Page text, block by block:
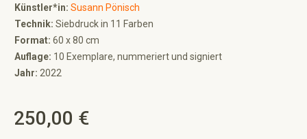
Künstler*in: Susann Pönisch
Technik: Siebdruck in 11 Farben
Format: 60 x 80 cm
Auflage: 10 Exemplare, nummeriert und signiert
Jahr: 2022
Regulärer Preis:
250,00 €